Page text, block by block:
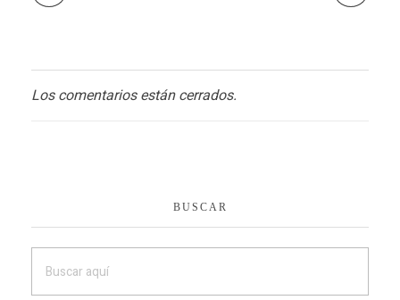
Los comentarios están cerrados.
BUSCAR